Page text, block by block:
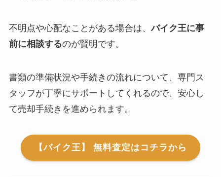
不明点や心配なことがある場合は、バイク王に事
前に相談するのが賢明です。
書類の準備状況や手続きの流れについて、専門ス
タッフが丁寧にサポートしてくれるので、安心し
て売却手続きを進められます。
【バイク王】 無料査定はコチラから